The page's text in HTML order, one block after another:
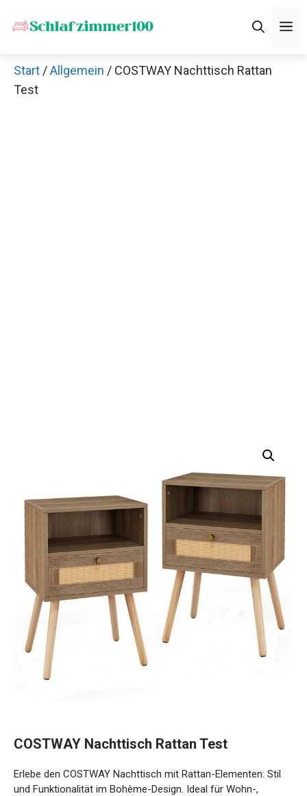
Inhalt
Start /Allgemein / COSTWAY Nachttisch Rattan
Test
COSTWAY Nachttisch Rattan Test
Erlebe den COSTWAY Nachttisch mit Rattan-Elementen: Stil
und Funktionalität im Bohème-Design. Ideal für Wohn-,